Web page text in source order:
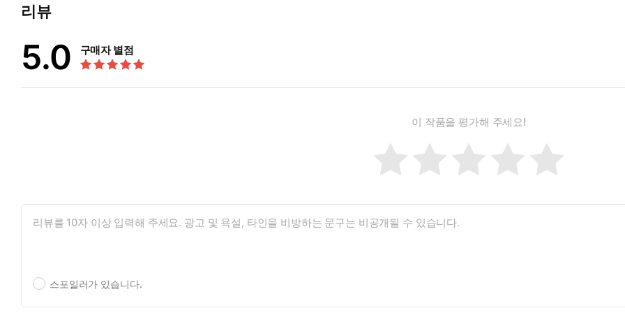
리뷰
5.0 구매자 별점
이 작품을 평가해 주세요!
스포일러가 있습니다.